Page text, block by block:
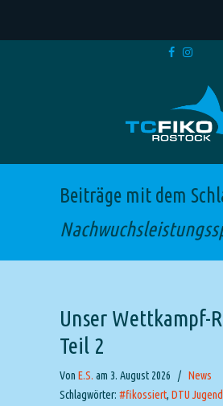
Beiträge mit dem
Unser Wettkampf-
Teil 2
Von E.S. am 3. August 2026 / News
Schlagwörter: #fikossiert, DTU